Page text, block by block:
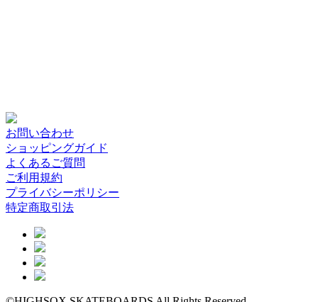
お問い合わせ
ショッピングガイド
よくあるご質問
ご利用規約
プライバシーポリシー
特定商取引法